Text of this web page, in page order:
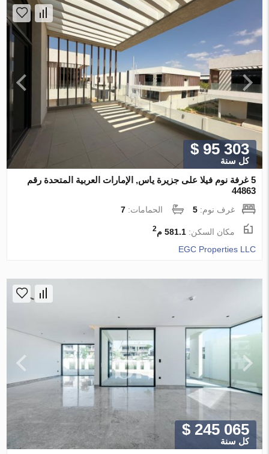
$ 95 303
كل سنة
5 غرفة نوم فيلا على جزيرة ياس, الإمارات العربية المتحدة رقم
44863
غرف نوم:5 الحمامات:7
مكان السكن:581.1 م 2
EGC Properties LLC
$ 245 065
كل سنة